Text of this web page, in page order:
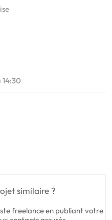
14:30
similaire ?
freelance en publiant votre